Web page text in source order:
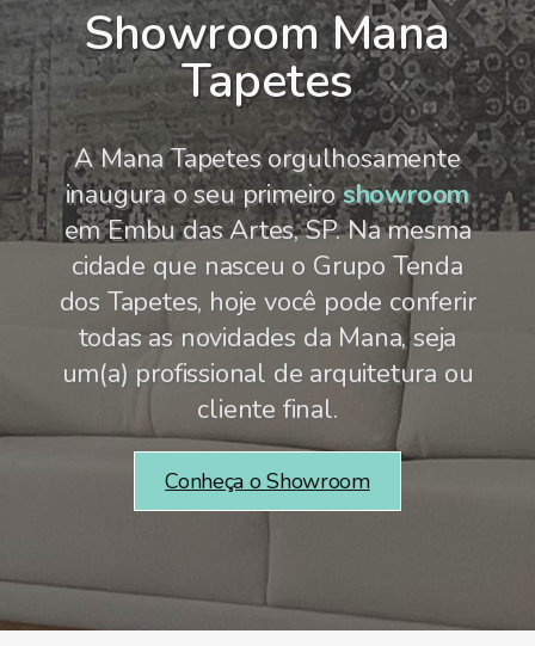
Showroom Mana
Tapetes
A Mana Tapetes orgulhosamente
inaugura o seu primeiroshowroom
em Embu das Artes, SP. Na mesma
cidade que nasceu o Grupo Tenda
dos Tapetes, hoje você pode conferir
todas as novidades da Mana, seja
um(a) profissional de arquitetura ou
cliente final.
Conheça o Showroom